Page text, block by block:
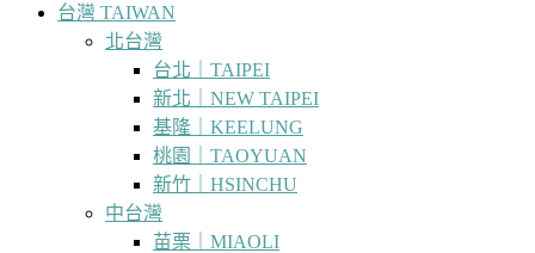
台灣 TAIWAN
北台灣
台北｜TAIPEI
新北｜NEW TAIPEI
基隆｜KEELUNG
桃園｜TAOYUAN
新竹｜HSINCHU
中台灣
苗栗｜MIAOLI